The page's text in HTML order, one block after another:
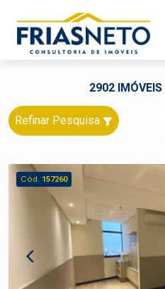
2902
Refinar Pesquisa
Cód. 157260